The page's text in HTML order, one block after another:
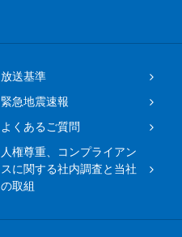
放送基準
緊急地震速報
よくあるご質問
人権尊重、コンプライアン
スに関する社内調査と当社
の取組